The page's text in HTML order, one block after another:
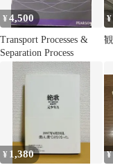
¥4,500
Transport Processes &
Separation Process
¥
¥ 1,380 ¥